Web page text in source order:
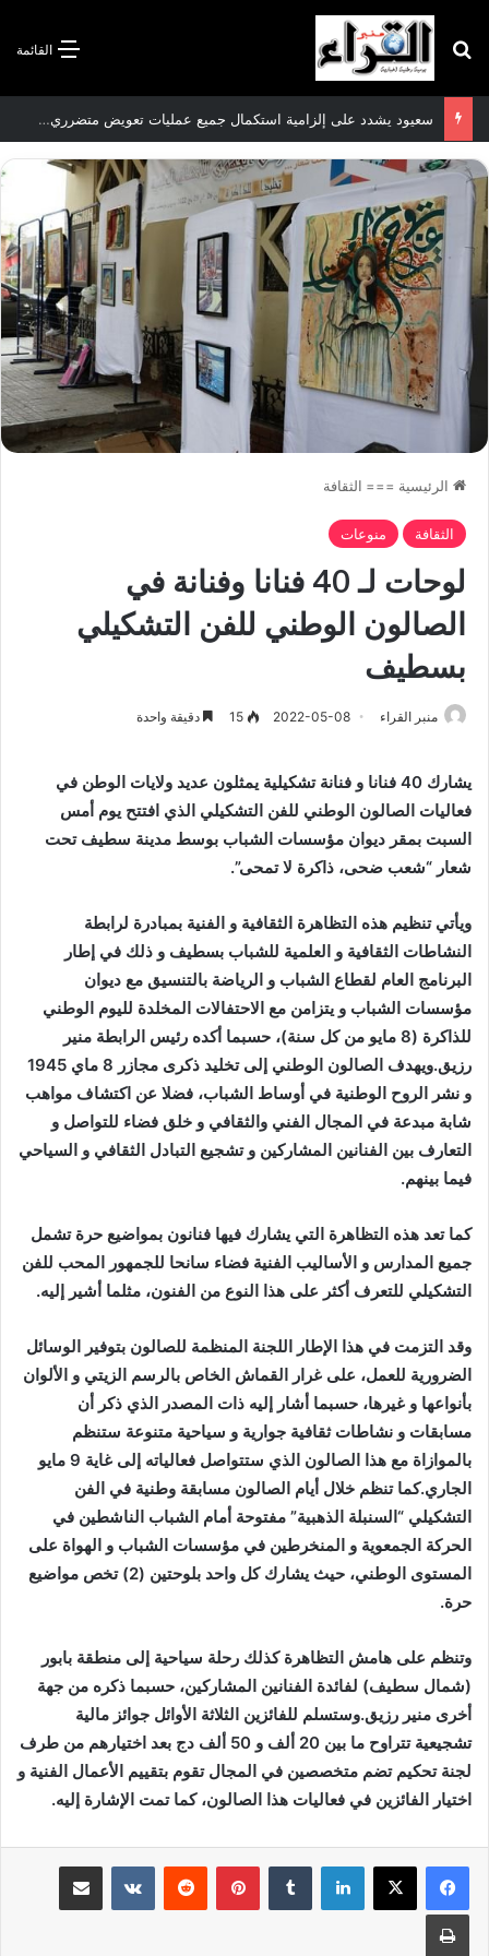
القائمة بحث عن
سعيود يشدد على إلزامية استكمال جميع عمليات تعويض متضرري حرائق الغابات قبل نهاية شهر أوت
الرئيسية === الثقافة
الثقافة منوعات
لوحات لـ 40 فنانا وفنانة في
الصالون الوطني للفن التشكيلي
بسطيف
منبر القراء 2022-05-08
15 دقيقة واحدة
يشارك 40 فنانا و فنانة تشكيلية يمثلون عديد ولايات الوطن في
فعاليات الصالون الوطني للفن التشكيلي الذي افتتح يوم أمس
السبت بمقر ديوان مؤسسات الشباب بوسط مدينة سطيف تحت
شعار “شعب ضحى، ذاكرة لا تمحى”.
ويأتي تنظيم هذه التظاهرة الثقافية و الفنية بمبادرة لرابطة
النشاطات الثقافية و العلمية للشباب بسطيف و ذلك في إطار
البرنامج العام لقطاع الشباب و الرياضة بالتنسيق مع ديوان
مؤسسات الشباب و يتزامن مع الاحتفالات المخلدة لليوم الوطني
للذاكرة (8 مايو من كل سنة)، حسبما أكده رئيس الرابطة منير
رزيق.ويهدف الصالون الوطني إلى تخليد ذكرى مجازر 8 ماي 1945
و نشر الروح الوطنية في أوساط الشباب، فضلا عن اكتشاف مواهب
شابة مبدعة في المجال الفني والثقافي و خلق فضاء للتواصل و
التعارف بين الفنانين المشاركين و تشجيع التبادل الثقافي و السياحي
فيما بينهم.
كما تعد هذه التظاهرة التي يشارك فيها فنانون بمواضيع حرة تشمل
جميع المدارس و الأساليب الفنية فضاء سانحا للجمهور المحب للفن
التشكيلي للتعرف أكثر على هذا النوع من الفنون، مثلما أشير إليه.
وقد التزمت في هذا الإطار اللجنة المنظمة للصالون بتوفير الوسائل
الضرورية للعمل، على غرار القماش الخاص بالرسم الزيتي و الألوان
بأنواعها و غيرها، حسبما أشار إليه ذات المصدر الذي ذكر أن
مسابقات و نشاطات ثقافية جوارية و سياحية متنوعة ستنظم
بالموازاة مع هذا الصالون الذي ستتواصل فعالياته إلى غاية 9 مايو
الجاري.كما تنظم خلال أيام الصالون مسابقة وطنية في الفن
التشكيلي “السنبلة الذهبية” مفتوحة أمام الشباب الناشطين في
الحركة الجمعوية و المنخرطين في مؤسسات الشباب و الهواة على
المستوى الوطني، حيث يشارك كل واحد بلوحتين (2) تخص مواضيع
حرة.
وتنظم على هامش التظاهرة كذلك رحلة سياحية إلى منطقة بابور
(شمال سطيف) لفائدة الفنانين المشاركين، حسبما ذكره من جهة
أخرى منير رزيق.وستسلم للفائزين الثلاثة الأوائل جوائز مالية
تشجيعية تتراوح ما بين 20 ألف و 50 ألف دج بعد اختيارهم من طرف
لجنة تحكيم تضم متخصصين في المجال تقوم بتقييم الأعمال الفنية و
اختيار الفائزين في فعاليات هذا الصالون، كما تمت الإشارة إليه.
لينكدإن بينتيريست
طباعة